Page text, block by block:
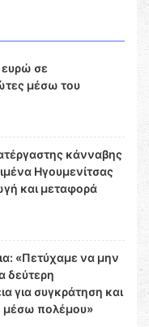
ευρώ σε
μέσω του
κάνναβης
Ηγουμενίτσας
και μεταφορά
«Πετύχαμε να μην
δεύτερη
για συγκράτηση και
μέσω πολέμου»